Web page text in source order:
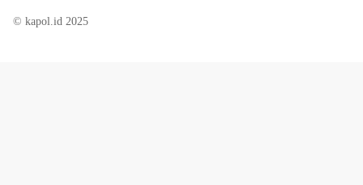
© kapol.id 2025